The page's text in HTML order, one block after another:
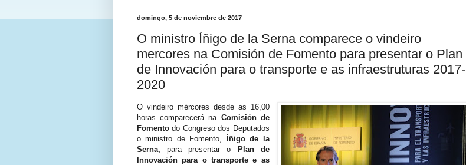
domingo, 5 de noviembre de 2017
O ministro Íñigo de la Serna comparece o vindeiro
mercores na Comisión de Fomento para presentar o Plan
de Innovación para o transporte e as infraestruturas 2017-
2020
O vindeiro mércores desde as 16,00
horas comparecerá na Comisión de
Fomento do Congreso dos Deputados
o ministro de Fomento, Íñigo de la
Serna, para presentar o Plan de
Innovación para o transporte e as